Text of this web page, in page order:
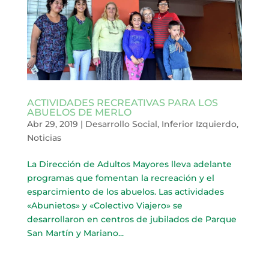
ACTIVIDADES RECREATIVAS PARA LOS
ABUELOS DE MERLO
Abr 29, 2019 | Desarrollo Social, Inferior Izquierdo,
Noticias
La Dirección de Adultos Mayores lleva adelante
programas que fomentan la recreación y el
esparcimiento de los abuelos. Las actividades
«Abunietos» y «Colectivo Viajero» se
desarrollaron en centros de jubilados de Parque
San Martín y Mariano...